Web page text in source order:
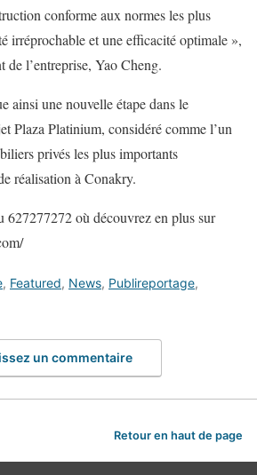
conforme aux normes les plus
irréprochable et une efficacité optimale »,
de l’entreprise, Yao Cheng.
ainsi une nouvelle étape dans le
Plaza Platinium, considéré comme l’un
privés les plus importants
réalisation à Conakry.
627277272 où découvrez en plus sur
, Featured, News, Publireportage,
un commentaire
Retour en haut de page